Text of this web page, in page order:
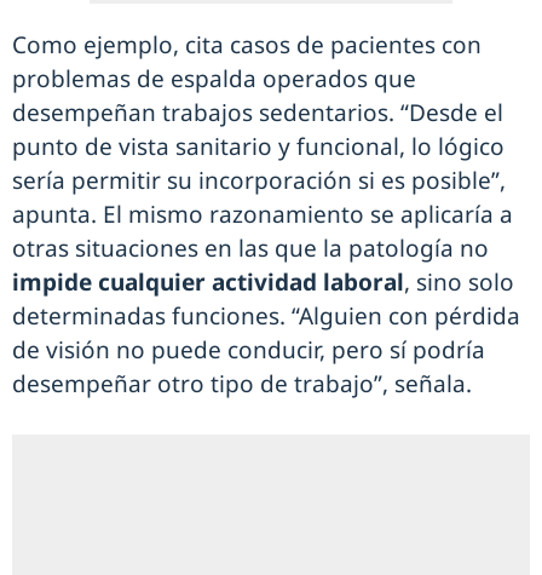
Como ejemplo, cita casos de pacientes con
problemas de espalda operados que
desempeñan trabajos sedentarios. “Desde el
punto de vista sanitario y funcional, lo lógico
sería permitir su incorporación si es posible”,
apunta. El mismo razonamiento se aplicaría a
otras situaciones en las que la patología no
impide cualquier actividad laboral, sino solo
determinadas funciones. “Alguien con pérdida
de visión no puede conducir, pero sí podría
desempeñar otro tipo de trabajo”, señala.